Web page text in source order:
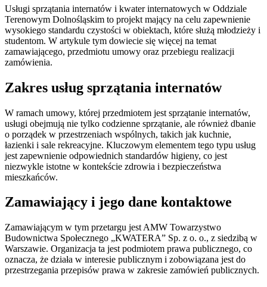
Usługi sprzątania internatów i kwater internatowych w Oddziale
Terenowym Dolnośląskim to projekt mający na celu zapewnienie
wysokiego standardu czystości w obiektach, które służą młodzieży i
studentom. W artykule tym dowiecie się więcej na temat
zamawiającego, przedmiotu umowy oraz przebiegu realizacji
zamówienia.
Zakres usług sprzątania internatów
W ramach umowy, której przedmiotem jest sprzątanie internatów,
usługi obejmują nie tylko codzienne sprzątanie, ale również dbanie
o porządek w przestrzeniach wspólnych, takich jak kuchnie,
łazienki i sale rekreacyjne. Kluczowym elementem tego typu usług
jest zapewnienie odpowiednich standardów higieny, co jest
niezwykle istotne w kontekście zdrowia i bezpieczeństwa
mieszkańców.
Zamawiający i jego dane kontaktowe
Zamawiającym w tym przetargu jest AMW Towarzystwo
Budownictwa Społecznego „KWATERA” Sp. z o. o., z siedzibą w
Warszawie. Organizacja ta jest podmiotem prawa publicznego, co
oznacza, że działa w interesie publicznym i zobowiązana jest do
przestrzegania przepisów prawa w zakresie zamówień publicznych.